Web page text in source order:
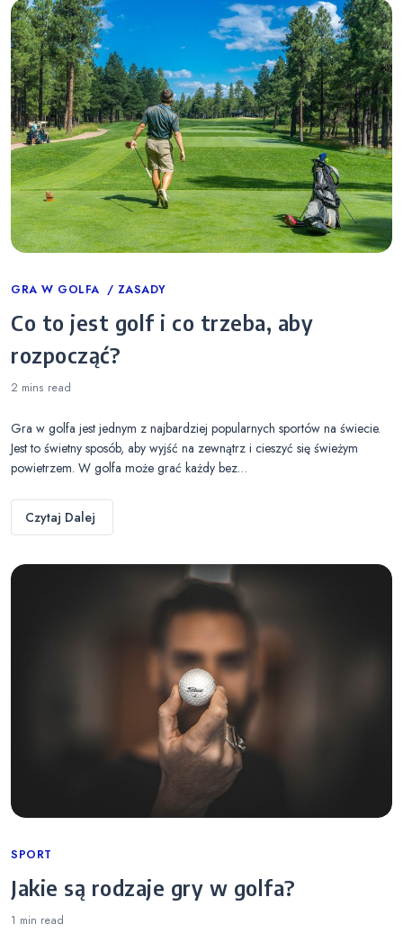
Categories
GRA W GOLFA ZASADY
Co to jest golf i co trzeba, aby
rozpocząć?
2 mins read
Gra w golfa jest jednym z najbardziej popularnych sportów na świecie.
Jest to świetny sposób, aby wyjść na zewnątrz i cieszyć się świeżym
powietrzem. W golfa może grać każdy bez…
Czytaj Dalej
Categories
SPORT
Jakie są rodzaje gry w golfa?
1 min read